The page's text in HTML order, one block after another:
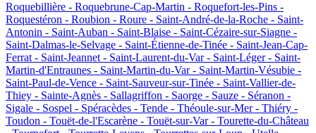
Roquebillière - Roquebrune-Cap-Martin - Roquefort-les-Pins -
Roquestéron - Roubion - Roure - Saint-André-de-la-Roche - Saint-
Antonin - Saint-Auban - Saint-Blaise - Saint-Cézaire-sur-Siagne -
Saint-Dalmas-le-Selvage - Saint-Étienne-de-Tinée - Saint-Jean-Cap-
Ferrat - Saint-Jeannet - Saint-Laurent-du-Var - Saint-Léger - Saint-
Martin-d'Entraunes - Saint-Martin-du-Var - Saint-Martin-Vésubie -
Saint-Paul-de-Vence - Saint-Sauveur-sur-Tinée - Saint-Vallier-de-
Thiey - Sainte-Agnès - Sallagriffon - Saorge - Sauze - Séranon -
Sigale - Sospel - Spéracèdes - Tende - Théoule-sur-Mer - Thiéry -
Toudon - Touët-de-l'Escarène - Touët-sur-Var - Tourette-du-Château